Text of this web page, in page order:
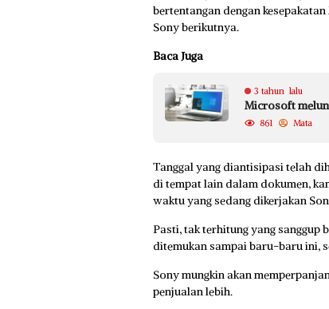
bertentangan dengan
Sony berikutnya.
Baca Juga
3 tahun lalu
Microsoft
861 Mata
Tanggal yang diantisipasi telah
di tempat lain dalam dokumen,
waktu yang sedang dikerjakan
Pasti, tak terhitung yang sanggup
ditemukan sampai baru-baru ini,
Sony mungkin akan
penjualan lebih.